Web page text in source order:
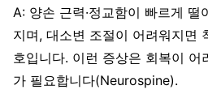
A: 양손 근력·정교함이 빠르게 떨
지며, 대소변 조절이 어려워지면
호입니다. 이런 증상은 회복이 어
가 필요합니다(Neurospine).